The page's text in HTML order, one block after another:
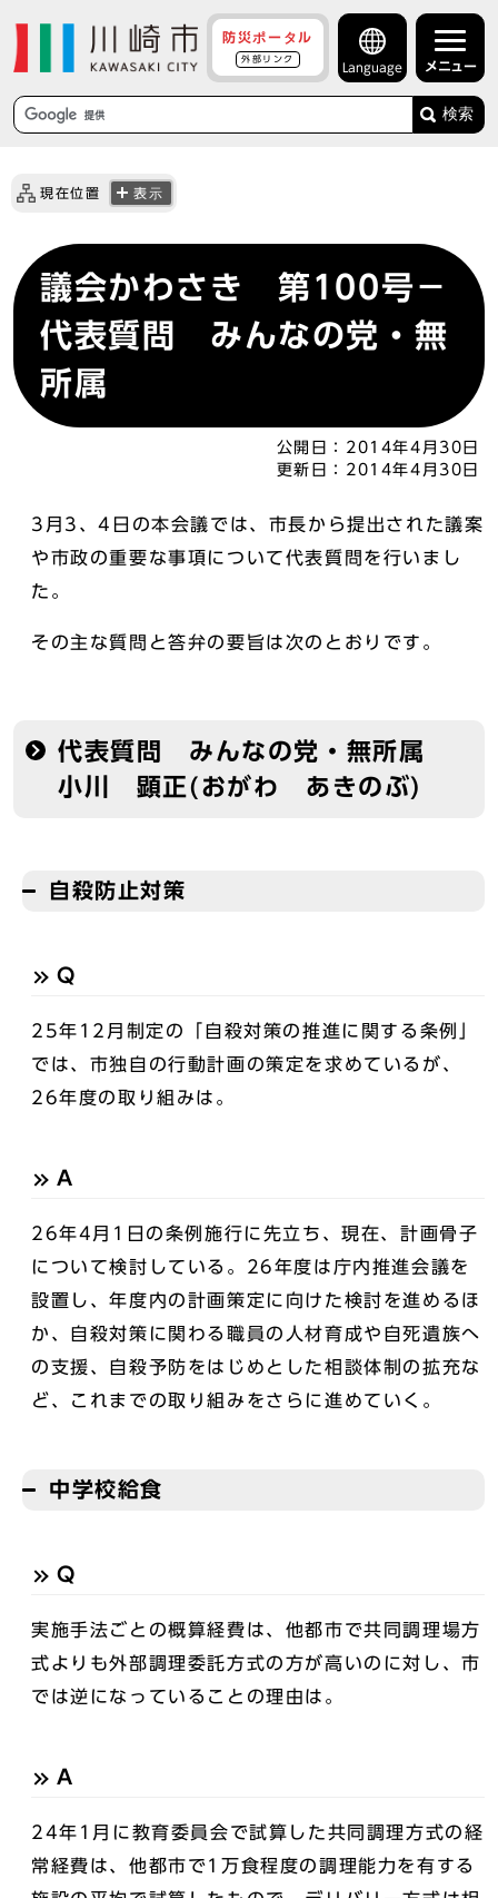
防災ポータル
外部リンク
Language メニュー
検索
現在位置 表示
議会かわさき 第100号－
代表質問 みんなの党・無
所属
公開日： 2014年4月30日
更新日： 2014年4月30日
3月3、4日の本会議では、市長から提出された議案
や市政の重要な事項について代表質問を行いまし
た。
その主な質問と答弁の要旨は次のとおりです。
代表質問 みんなの党・無所属
小川 顕正(おがわ あきのぶ)
自殺防止対策
Q
25年12月制定の「自殺対策の推進に関する条例」
では、市独自の行動計画の策定を求めているが、
26年度の取り組みは。
A
26年4月1日の条例施行に先立ち、現在、計画骨子
について検討している。26年度は庁内推進会議を
設置し、年度内の計画策定に向けた検討を進めるほ
か、自殺対策に関わる職員の人材育成や自死遺族へ
の支援、自殺予防をはじめとした相談体制の拡充な
ど、これまでの取り組みをさらに進めていく。
中学校給食
Q
実施手法ごとの概算経費は、他都市で共同調理場方
式よりも外部調理委託方式の方が高いのに対し、市
では逆になっていることの理由は。
A
24年1月に教育委員会で試算した共同調理方式の経
常経費は、他都市で1万食程度の調理能力を有する